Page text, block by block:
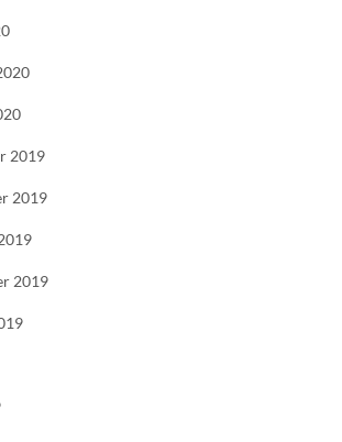
2019
2019
2019